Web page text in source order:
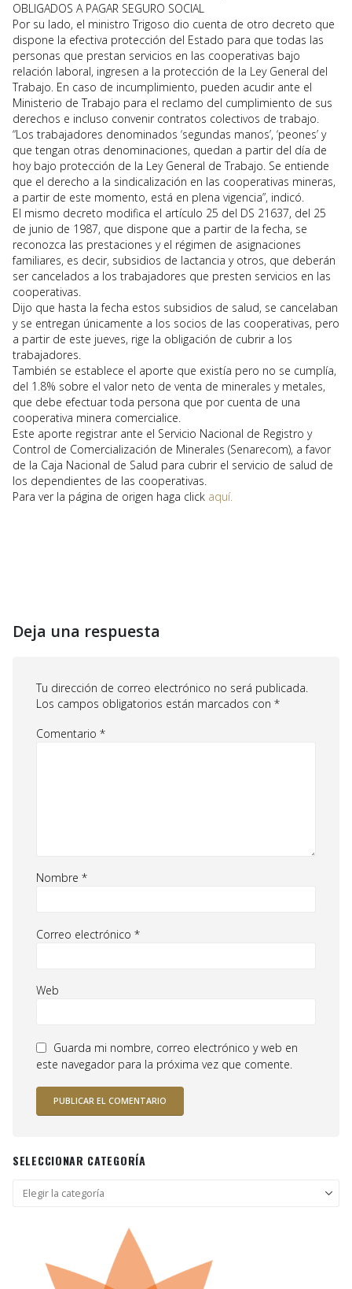
OBLIGADOS A PAGAR SEGURO SOCIAL
Por su lado, el ministro Trigoso dio cuenta de otro decreto que
dispone la efectiva protección del Estado para que todas las
personas que prestan servicios en las cooperativas bajo
relación laboral, ingresen a la protección de la Ley General del
Trabajo. En caso de incumplimiento, pueden acudir ante el
Ministerio de Trabajo para el reclamo del cumplimiento de sus
derechos e incluso convenir contratos colectivos de trabajo.
“Los trabajadores denominados ‘segundas manos’, ‘peones’ y
que tengan otras denominaciones, quedan a partir del día de
hoy bajo protección de la Ley General de Trabajo. Se entiende
que el derecho a la sindicalización en las cooperativas mineras,
a partir de este momento, está en plena vigencia”, indicó.
El mismo decreto modifica el artículo 25 del DS 21637, del 25
de junio de 1987, que dispone que a partir de la fecha, se
reconozca las prestaciones y el régimen de asignaciones
familiares, es decir, subsidios de lactancia y otros, que deberán
ser cancelados a los trabajadores que presten servicios en las
cooperativas.
Dijo que hasta la fecha estos subsidios de salud, se cancelaban
y se entregan únicamente a los socios de las cooperativas, pero
a partir de este jueves, rige la obligación de cubrir a los
trabajadores.
También se establece el aporte que existía pero no se cumplía,
del 1.8% sobre el valor neto de venta de minerales y metales,
que debe efectuar toda persona que por cuenta de una
cooperativa minera comercialice.
Este aporte registrar ante el Servicio Nacional de Registro y
Control de Comercialización de Minerales (Senarecom), a favor
de la Caja Nacional de Salud para cubrir el servicio de salud de
los dependientes de las cooperativas.
Para ver la página de origen haga click aquí.
Deja una respuesta
Tu dirección de correo electrónico no será publicada.
Los campos obligatorios están marcados con *
Comentario *
Nombre *
Correo electrónico *
Web
Guarda mi nombre, correo electrónico y web en
este navegador para la próxima vez que comente.
SELECCIONAR CATEGORÍA
Seleccionar
categoría